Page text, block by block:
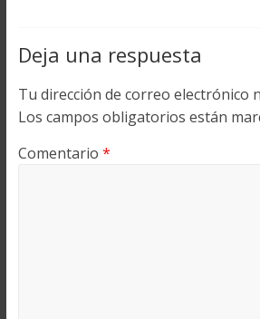
Deja una respuesta
Tu dirección de correo electrónico
Los campos obligatorios están
Comentario *